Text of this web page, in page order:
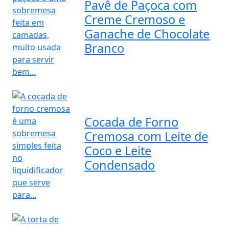
Pavê de Paçoca com
Creme Cremoso e
Ganache de Chocolate
Branco
Cocada de Forno
Cremosa com Leite de
Coco e Leite
Condensado